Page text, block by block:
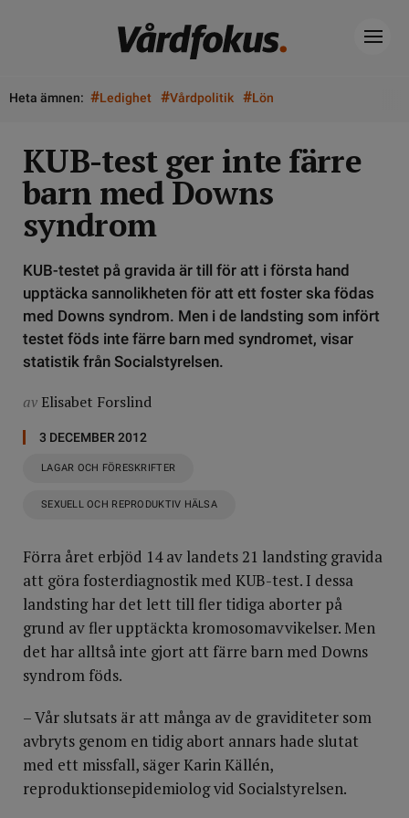
Heta ämnen: #Ledighet #Vårdpolitik #Lön
KUB-test ger inte färre
barn med Downs
syndrom
KUB-testet på gravida är till för att i första hand
upptäcka sannolikheten för att ett foster ska födas
med Downs syndrom. Men i de landsting som infört
testet föds inte färre barn med syndromet, visar
statistik från Socialstyrelsen.
av Elisabet Forslind
3 DECEMBER 2012
LAGAR OCH FÖRESKRIFTER
SEXUELL OCH REPRODUKTIV HÄLSA
Förra året erbjöd 14 av landets 21 landsting gravida
att göra fosterdiagnostik med KUB-test. I dessa
landsting har det lett till fler tidiga aborter på
grund av fler upptäckta kromosomavvikelser. Men
det har alltså inte gjort att färre barn med Downs
syndrom föds.
– Vår slutsats är att många av de graviditeter som
avbryts genom en tidig abort annars hade slutat
med ett missfall, säger Karin Källén,
reproduktionsepidemiolog vid Socialstyrelsen.